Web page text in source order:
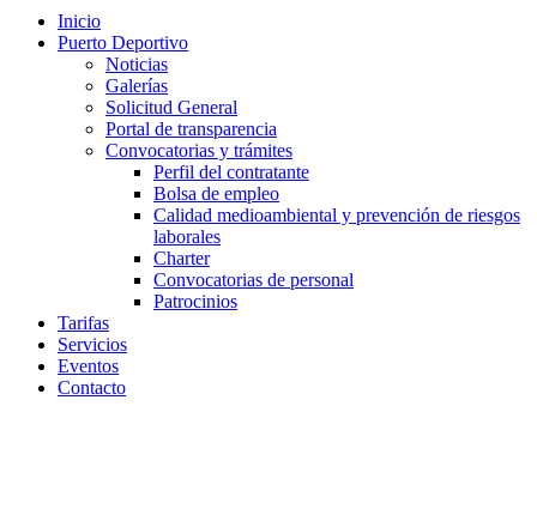
Inicio
Puerto Deportivo
Noticias
Galerías
Solicitud General
Portal de transparencia
Convocatorias y trámites
Perfil del contratante
Bolsa de empleo
Calidad medioambiental y prevención de riesgos
laborales
Charter
Convocatorias de personal
Patrocinios
Tarifas
Servicios
Eventos
Contacto